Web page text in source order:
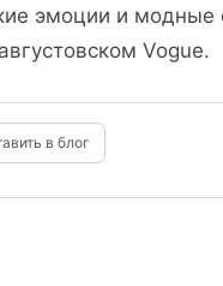
эмоции и модные
Vogue.
в блог